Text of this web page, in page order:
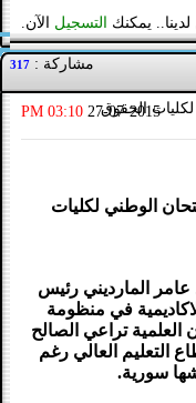
يمكنك التسجيل الآن.
مشاركة : 317
لكليات الحقوق
27-07-2015
03:10 PM
الوطني لكليات
عامر المارديني رئيس
في منظومة
العلمية تراعي الصالح
التعليم العالي رغم
سورية.